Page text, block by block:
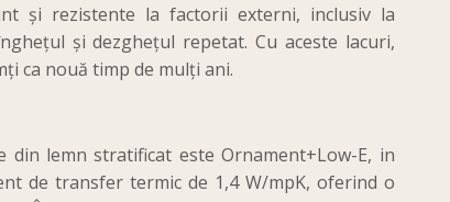
și rezistente la factorii externi, inclusiv la
și dezghețul repetat. Cu aceste lacuri,
ca nouă timp de mulți ani.
din lemn stratificat este Ornament+Low-E, in
de transfer termic de 1,4 W/mpK, oferind o